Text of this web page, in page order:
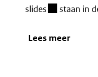
slides(besloten
staan in
Lees meer